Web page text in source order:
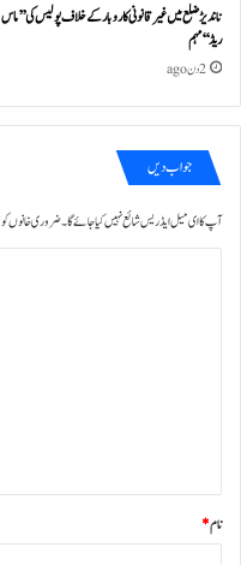
ناندیڑ ضلع میں غیر قانونی کاروبار کے خلاف پولیس کی ’’ماس
ریڈ‘‘ مہم
2 دن ago
جواب دیں
آپ کا ای میل ایڈریس شائع نہیں کیا جائے گا۔ضروری خانوں کو
نام*